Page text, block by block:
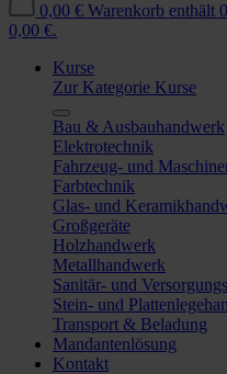
0,00 € Warenkorb enthält
0,00 €.
Kurse
Zur Kategorie Kurse
Bau & Ausbauhandwerk
Elektrotechnik
Fahrzeug- und
Farbtechnik
Glas- und
Großgeräte
Holzhandwerk
Metallhandwerk
Sanitär- und
Stein- und
Transport & Beladung
Mandantenlösung
Kontakt